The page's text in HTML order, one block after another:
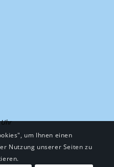
um Ihnen einen
Nutzung unserer Seiten zu